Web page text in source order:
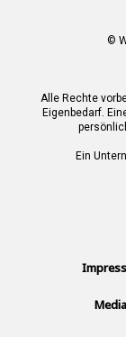
©
Alle Rechte
Eigenbedarf.
Ein